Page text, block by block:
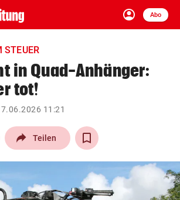
account_circle
Anmelden
Abo
close Schließen
arrow_right
STEUER
in Quad-Anhänger:
tot!
11:21
Teilen